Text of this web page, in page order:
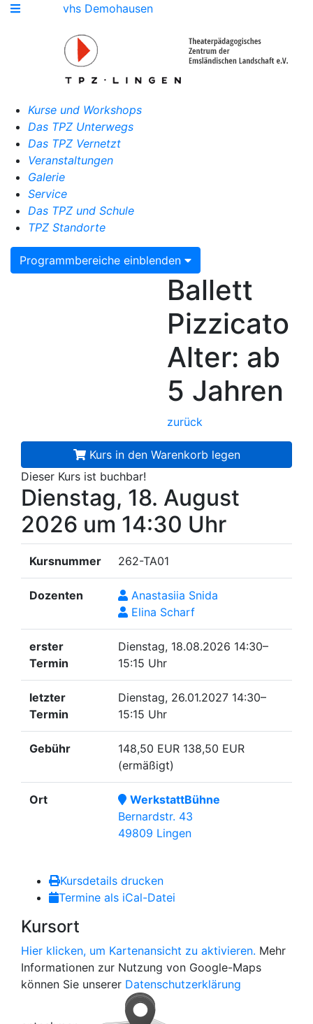
vhs Demohausen
Kurse und Workshops
Das TPZ Unterwegs
Das TPZ Vernetzt
Veranstaltungen
Galerie
Service
Das TPZ und Schule
TPZ Standorte
Programmbereiche einblenden
Ballett
Pizzicato
Alter: ab
5 Jahren
zurück
Kurs in den Warenkorb legen
Dieser Kurs ist buchbar!
Dienstag, 18. August
2026 um 14:30 Uhr
Kursnummer 262-TA01
Dozenten
Anastasiia Snida
Elina Scharf
erster
Termin
Dienstag, 18.08.2026 14:30–
15:15 Uhr
letzter
Termin
Dienstag, 26.01.2027 14:30–
15:15 Uhr
Gebühr 148,50 EUR 138,50 EUR
(ermäßigt)
Ort
WerkstattBühne
Bernardstr. 43
49809 Lingen
Kursdetails drucken
Termine als iCal-Datei
Kursort
Hier klicken, um Kartenansicht zu aktivieren. Mehr
Informationen zur Nutzung von Google-Maps
können Sie unserer Datenschutzerklärung